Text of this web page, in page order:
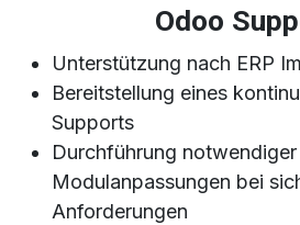
Odoo
Unterstützung nach ERP
Bereitstellung eines
Supports
Durchführung notwendiger
Modulanpassungen bei
Anforderungen